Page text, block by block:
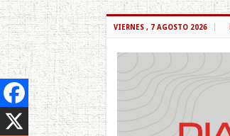
VIERNES , 7 AGOSTO 2026